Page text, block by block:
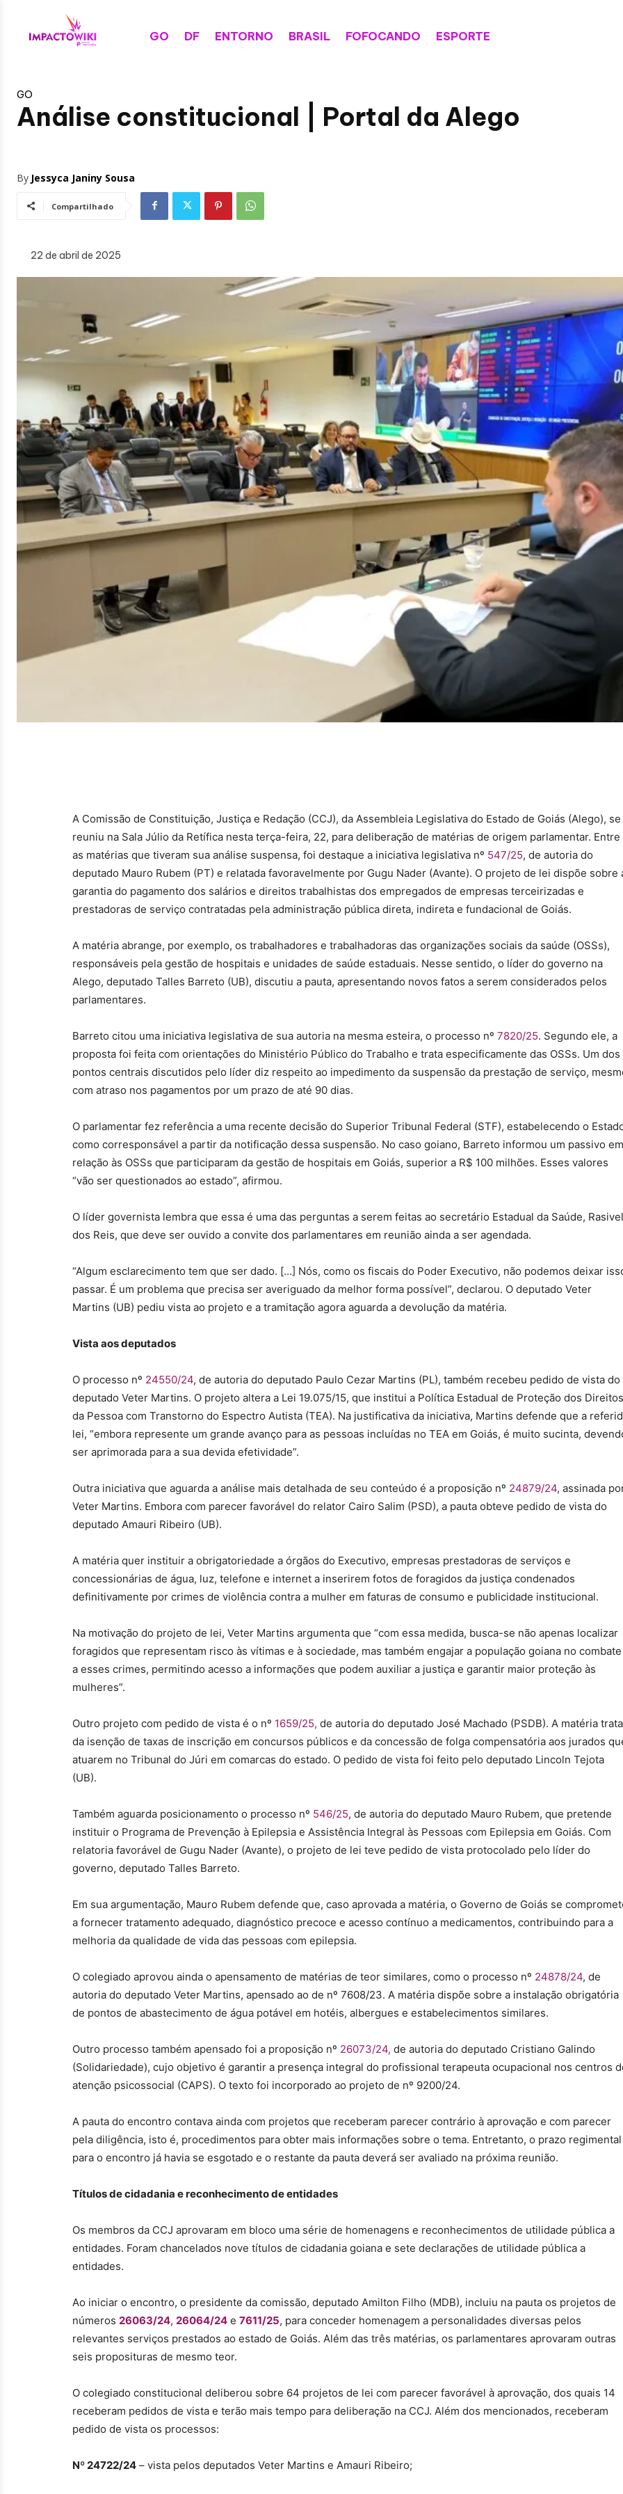
GO DF ENTORNO BRASIL FOFOCANDO ESPORTE
GO
Análise constitucional | Portal da Alego
By Jessyca Janiny Sousa
Compartilhado
22 de abril de 2025
A Comissão de Constituição, Justiça e Redação (CCJ), da Assembleia Legislativa do Estado de Goiás (Alego), se
reuniu na Sala Júlio da Retífica nesta terça-feira, 22, para deliberação de matérias de origem parlamentar. Entre
as matérias que tiveram sua análise suspensa, foi destaque a iniciativa legislativa nº 547/25, de autoria do
deputado Mauro Rubem (PT) e relatada favoravelmente por Gugu Nader (Avante). O projeto de lei dispõe sobre
garantia do pagamento dos salários e direitos trabalhistas dos empregados de empresas terceirizadas e
prestadoras de serviço contratadas pela administração pública direta, indireta e fundacional de Goiás.
A matéria abrange, por exemplo, os trabalhadores e trabalhadoras das organizações sociais da saúde (OSSs),
responsáveis pela gestão de hospitais e unidades de saúde estaduais. Nesse sentido, o líder do governo na
Alego, deputado Talles Barreto (UB), discutiu a pauta, apresentando novos fatos a serem considerados pelos
parlamentares.
Barreto citou uma iniciativa legislativa de sua autoria na mesma esteira, o processo nº 7820/25. Segundo ele, a
proposta foi feita com orientações do Ministério Público do Trabalho e trata especificamente das OSSs. Um dos
pontos centrais discutidos pelo líder diz respeito ao impedimento da suspensão da prestação de serviço,
com atraso nos pagamentos por um prazo de até 90 dias.
O parlamentar fez referência a uma recente decisão do Superior Tribunal Federal (STF), estabelecendo o
como corresponsável a partir da notificação dessa suspensão. No caso goiano, Barreto informou um passivo em
relação às OSSs que participaram da gestão de hospitais em Goiás, superior a R$ 100 milhões. Esses valores
“vão ser questionados ao estado”, afirmou.
O líder governista lembra que essa é uma das perguntas a serem feitas ao secretário Estadual da Saúde, Rasivel
dos Reis, que deve ser ouvido a convite dos parlamentares em reunião ainda a ser agendada.
“Algum esclarecimento tem que ser dado. […] Nós, como os fiscais do Poder Executivo, não podemos deixar
passar. É um problema que precisa ser averiguado da melhor forma possível”, declarou. O deputado Veter
Martins (UB) pediu vista ao projeto e a tramitação agora aguarda a devolução da matéria.
Vista aos deputados
O processo nº 24550/24, de autoria do deputado Paulo Cezar Martins (PL), também recebeu pedido de vista do
deputado Veter Martins. O projeto altera a Lei 19.075/15, que institui a Política Estadual de Proteção dos Direitos
da Pessoa com Transtorno do Espectro Autista (TEA). Na justificativa da iniciativa, Martins defende que a
lei, “embora represente um grande avanço para as pessoas incluídas no TEA em Goiás, é muito sucinta,
ser aprimorada para a sua devida efetividade”.
Outra iniciativa que aguarda a análise mais detalhada de seu conteúdo é a proposição nº 24879/24, assinada
Veter Martins. Embora com parecer favorável do relator Cairo Salim (PSD), a pauta obteve pedido de vista do
deputado Amauri Ribeiro (UB).
A matéria quer instituir a obrigatoriedade a órgãos do Executivo, empresas prestadoras de serviços e
concessionárias de água, luz, telefone e internet a inserirem fotos de foragidos da justiça condenados
definitivamente por crimes de violência contra a mulher em faturas de consumo e publicidade institucional.
Na motivação do projeto de lei, Veter Martins argumenta que “com essa medida, busca-se não apenas localizar
foragidos que representam risco às vítimas e à sociedade, mas também engajar a população goiana no combate
a esses crimes, permitindo acesso a informações que podem auxiliar a justiça e garantir maior proteção às
mulheres”.
Outro projeto com pedido de vista é o nº 1659/25, de autoria do deputado José Machado (PSDB). A matéria trata
da isenção de taxas de inscrição em concursos públicos e da concessão de folga compensatória aos jurados
atuarem no Tribunal do Júri em comarcas do estado. O pedido de vista foi feito pelo deputado Lincoln Tejota
(UB).
Também aguarda posicionamento o processo nº 546/25, de autoria do deputado Mauro Rubem, que pretende
instituir o Programa de Prevenção à Epilepsia e Assistência Integral às Pessoas com Epilepsia em Goiás. Com
relatoria favorável de Gugu Nader (Avante), o projeto de lei teve pedido de vista protocolado pelo líder do
governo, deputado Talles Barreto.
Em sua argumentação, Mauro Rubem defende que, caso aprovada a matéria, o Governo de Goiás se
a fornecer tratamento adequado, diagnóstico precoce e acesso contínuo a medicamentos, contribuindo para a
melhoria da qualidade de vida das pessoas com epilepsia.
O colegiado aprovou ainda o apensamento de matérias de teor similares, como o processo nº 24878/24, de
autoria do deputado Veter Martins, apensado ao de nº 7608/23. A matéria dispõe sobre a instalação obrigatória
de pontos de abastecimento de água potável em hotéis, albergues e estabelecimentos similares.
Outro processo também apensado foi a proposição nº 26073/24, de autoria do deputado Cristiano Galindo
(Solidariedade), cujo objetivo é garantir a presença integral do profissional terapeuta ocupacional nos centros
atenção psicossocial (CAPS). O texto foi incorporado ao projeto de nº 9200/24.
A pauta do encontro contava ainda com projetos que receberam parecer contrário à aprovação e com parecer
pela diligência, isto é, procedimentos para obter mais informações sobre o tema. Entretanto, o prazo regimental
para o encontro já havia se esgotado e o restante da pauta deverá ser avaliado na próxima reunião.
Títulos de cidadania e reconhecimento de entidades
Os membros da CCJ aprovaram em bloco uma série de homenagens e reconhecimentos de utilidade pública a
entidades. Foram chancelados nove títulos de cidadania goiana e sete declarações de utilidade pública a
entidades.
Ao iniciar o encontro, o presidente da comissão, deputado Amilton Filho (MDB), incluiu na pauta os projetos de
números 26063/24, 26064/24 e 7611/25, para conceder homenagem a personalidades diversas pelos
relevantes serviços prestados ao estado de Goiás. Além das três matérias, os parlamentares aprovaram outras
seis proposituras de mesmo teor.
O colegiado constitucional deliberou sobre 64 projetos de lei com parecer favorável à aprovação, dos quais 14
receberam pedidos de vista e terão mais tempo para deliberação na CCJ. Além dos mencionados, receberam
pedido de vista os processos:
Nº 24722/24 – vista pelos deputados Veter Martins e Amauri Ribeiro;